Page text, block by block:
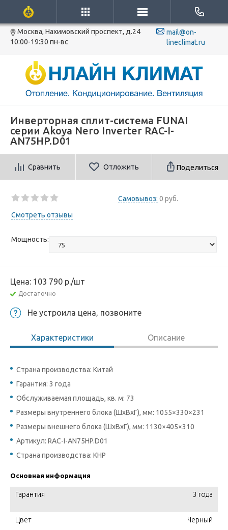
Москва, Нахимовский проспект, д.24
10:00-19:30 пн-вс
mail@on-
lineclimat.ru
Инверторная сплит-система FUNAI
серии Akoya Nero Inverter RAC-I-
AN75HP.D01
Сравнить Отложить Поделиться
Самовывоз: 0 руб.
Смотреть отзывы
Мощность:
Цена: 103 790 р./шт
Достаточно
Не устроила цена, позвоните
Характеристики Описание
Страна производства: Китай
Гарантия: 3 года
Обслуживаемая площадь, кв. м: 73
Размеры внутреннего блока (ШхВхГ), мм: 1055×330×231
Размеры внешнего блока (ШхВхГ), мм: 1130×405×310
Артикул: RAC-I-AN75HP.D01
Страна производства: КНР
Основная информация
Гарантия 3 года
Цвет Черный